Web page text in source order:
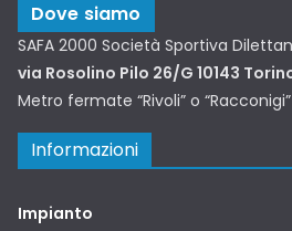
Dove siamo
SAFA 2000 Società Sportiva
via Rosolino Pilo 26/G 10143
Metro fermate “Rivoli” o
Informazioni
Impianto